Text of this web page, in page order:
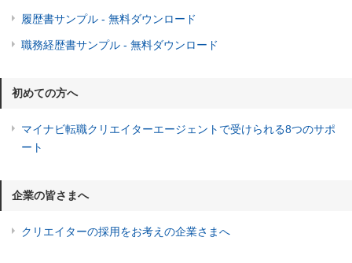
履歴書サンプル - 無料ダウンロード
職務経歴書サンプル - 無料ダウンロード
初めての方へ
マイナビ転職クリエイターエージェントで受けられる8つのサポ
ート
企業の皆さまへ
クリエイターの採用をお考えの企業さまへ